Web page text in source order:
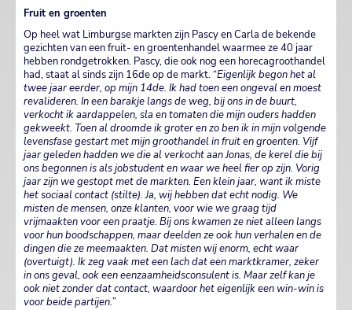
Fruit en groenten
Op heel wat Limburgse markten zijn Pascy en Carla de bekende
gezichten van een fruit- en groentenhandel waarmee ze 40 jaar
hebben rondgetrokken. Pascy, die ook nog een horecagroothandel
had, staat al sinds zijn 16de op de markt. “Eigenlijk begon het al
twee jaar eerder, op mijn 14de. Ik had toen een ongeval en moest
revalideren. In een barakje langs de weg, bij ons in de buurt,
verkocht ik aardappelen, sla en tomaten die mijn ouders hadden
gekweekt. Toen al droomde ik groter en zo ben ik in mijn volgende
levensfase gestart met mijn groothandel in fruit en groenten. Vijf
jaar geleden hadden we die al verkocht aan Jonas, de kerel die bij
ons begonnen is als jobstudent en waar we heel fier op zijn. Vorig
jaar zijn we gestopt met de markten. Een klein jaar, want ik miste
het sociaal contact (stilte). Ja, wij hebben dat echt nodig. We
misten de mensen, onze klanten, voor wie we graag tijd
vrijmaakten voor een praatje. Bij ons kwamen ze niet alleen langs
voor hun boodschappen, maar deelden ze ook hun verhalen en de
dingen die ze meemaakten. Dat misten wij enorm, echt waar
(overtuigt). Ik zeg vaak met een lach dat een marktkramer, zeker
in ons geval, ook een eenzaamheidsconsulent is. Maar zelf kan je
ook niet zonder dat contact, waardoor het eigenlijk een win-win is
voor beide partijen.”